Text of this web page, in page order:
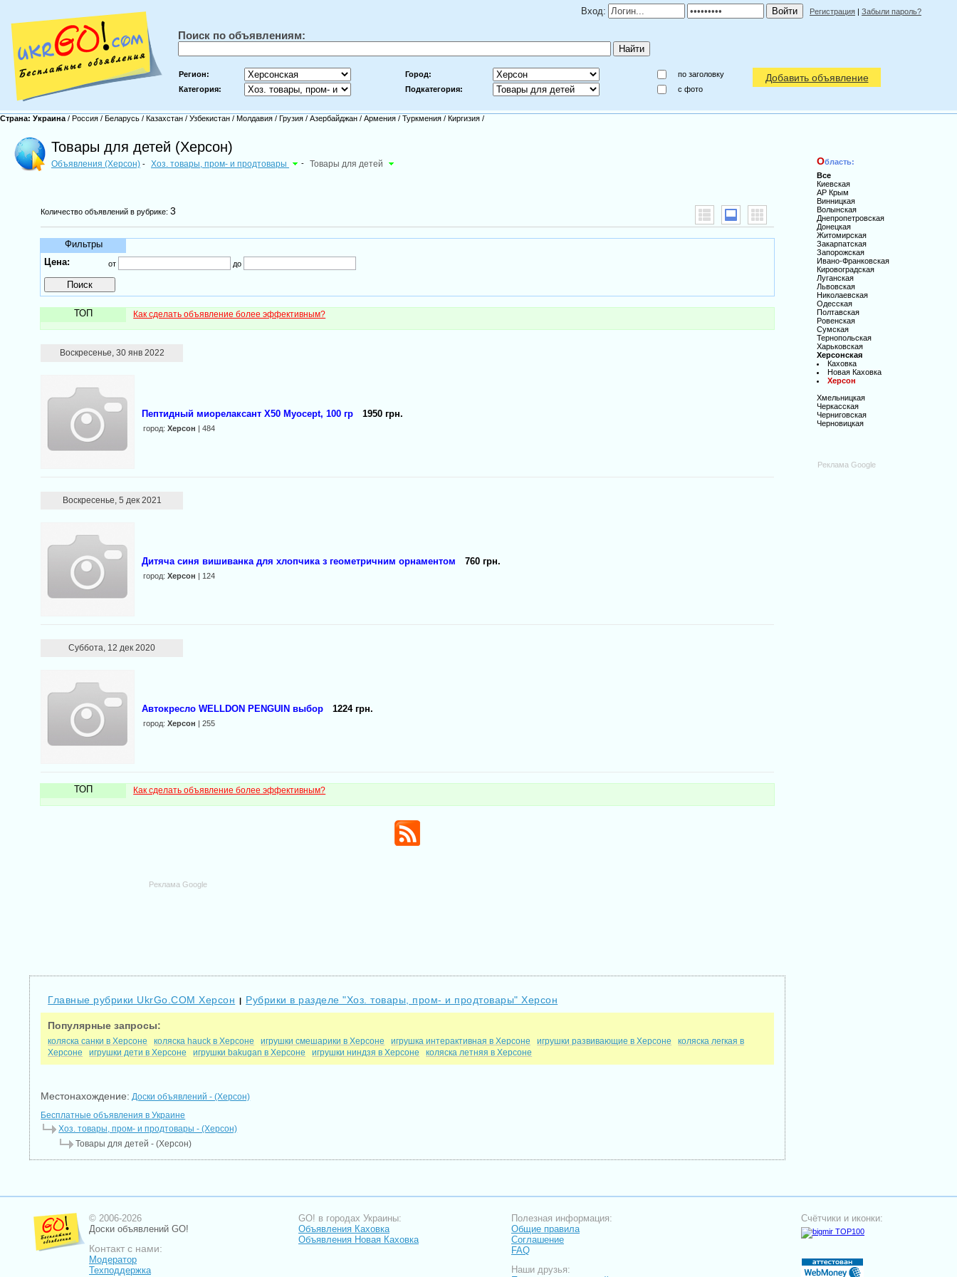
Вход: Регистрация | Забыли пароль?
Поиск по объявлениям:
Регион: Город:
по заголовку
Категория:
Подкатегория: c фото
Добавить объявление
Страна: Украина / Россия / Беларусь / Казахстан / Узбекистан / Молдавия / Грузия / Азербайджан / Армения / Туркмения / Киргизия /
Товары для детей (Херсон)
Объявления (Херсон) - Хоз. товары, пром- и продтовары - Товары для детей
Количество объявлений в рубрике:3
Фильтры
Цена:
от до
ТОП Как сделать объявление более эффективным?
Воскресенье, 30 янв 2022
Пептидный миорелаксант X50 Myocept, 100 гр 1950 грн.
город:Херсон | 484
Воскресенье, 5 дек 2021
Дитяча синя вишиванка для хлопчика з геометричним орнаментом 760 грн.
город:Херсон | 124
Суббота, 12 дек 2020
Автокресло WELLDON PENGUIN выбор 1224 грн.
город:Херсон | 255
ТОП Как сделать объявление более эффективным?
Реклама Google
Главные рубрики UkrGo.COM Херсон | Рубрики в разделе "Хоз. товары, пром- и продтовары" Херсон
Популярные запросы:
коляска санки в Херсоне коляска hauck в Херсоне игрушки смешарики в Херсоне игрушка интерактивная в Херсоне игрушки развивающие в Херсоне
коляска легкая в
Херсоне
игрушки дети в Херсоне игрушки bakugan в Херсоне игрушки ниндзя в Херсоне коляска летняя в Херсоне
Местонахождение: Доски объявлений - (Херсон)
Бесплатные объявления в Украине
Хоз. товары, пром- и продтовары - (Херсон)
Товары для детей - (Херсон)
Область:
Все
Киевская
АР Крым
Винницкая
Волынская
Днепропетровская
Донецкая
Житомирская
Закарпатская
Запорожская
Ивано-Франковская
Кировоградская
Луганская
Львовская
Николаевская
Одесская
Полтавская
Ровенская
Сумская
Тернопольская
Харьковская
Херсонская
Каховка
Новая Каховка
Херсон
Хмельницкая
Черкасская
Черниговская
Черновицкая
Реклама Google
© 2006-2026
Доски объявлений GO!
Контакт с нами:
Модератор
Техподдержка
GO! в городах Украины:
Объявления Каховка
Объявления Новая Каховка
Полезная информация:
Общие правила
Соглашение
FAQ
Наши друзья:
Счётчики и иконки: